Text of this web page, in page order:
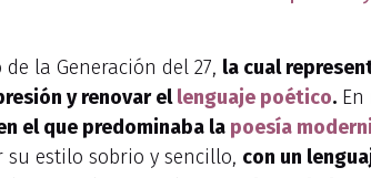
la Generación del 27, la cual
y renovar ellenguaje poético. En
el que predominaba la poesía
su estilo sobrio y sencillo, con un